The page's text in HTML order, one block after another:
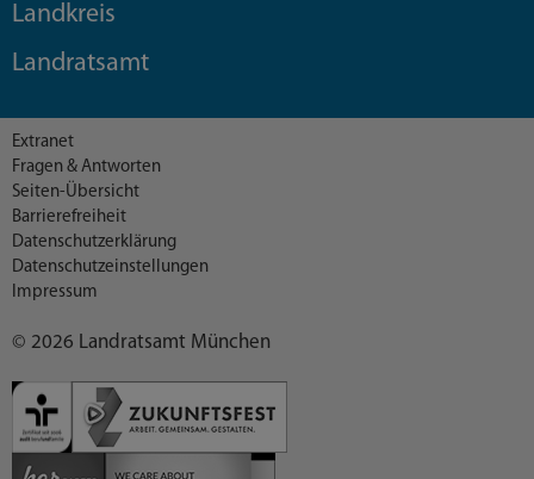
Landkreis
Landratsamt
© 2026 Landratsamt München
Extranet
Fragen & Antworten
Seiten-Übersicht
Barrierefreiheit
Datenschutzerklärung
Datenschutzeinstellungen
Impressum